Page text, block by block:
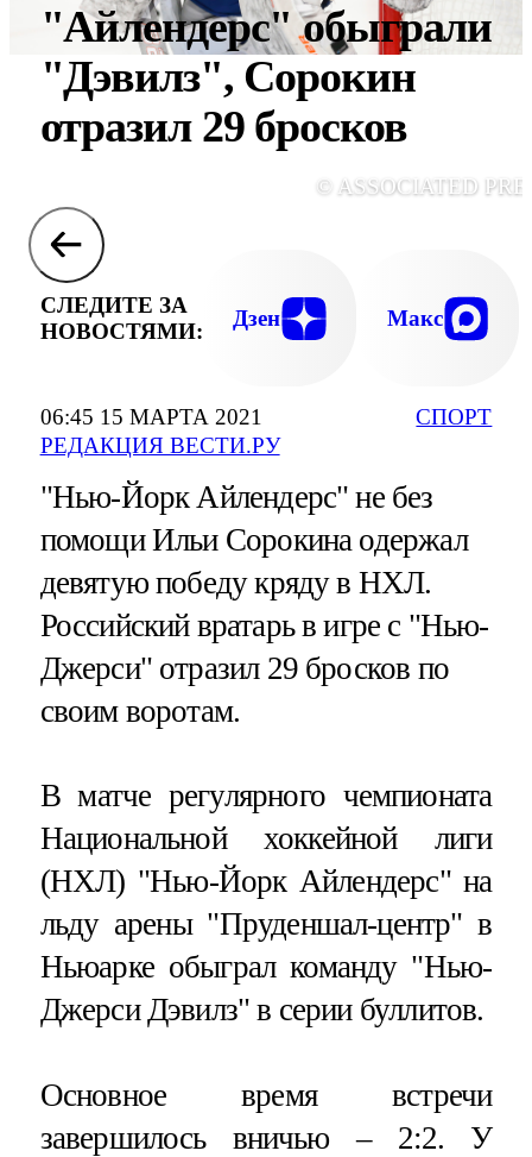
06:45 15 МАРТА 2021
РЕДАКЦИЯ ВЕСТИ.РУ
СПОРТ
"Айлендерс" обыграли
"Дэвилз", Сорокин
отразил 29 бросков
© ASSOCIATED
СЛЕДИТЕ ЗА
НОВОСТЯМИ:
Дзен Макс
"Нью-Йорк Айлендерс" не без
помощи Ильи Сорокина одержал
девятую победу кряду в НХЛ.
Российский вратарь в игре с "Нью-
Джерси" отразил 29 бросков по
своим воротам.
В матче регулярного чемпионата
Национальной хоккейной лиги
(НХЛ) "Нью-Йорк Айлендерс" на
льду арены "Пруденшал-центр" в
Ньюарке обыграл команду "Нью-
Джерси Дэвилз" в серии буллитов.
Основное время встречи
завершилось вничью – 2:2. У